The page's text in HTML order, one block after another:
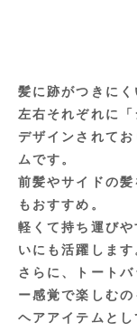
髪に跡がつきにく
左右それぞれに
デザインされて
ムです。
前髪やサイドの
もおすすめ。
軽くて持ち運び
いにも活躍します
さらに、トート
ー感覚で楽しむの
ヘアアイテムと